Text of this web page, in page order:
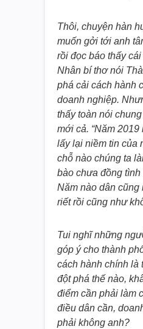
Thôi, chuyện hàn
muốn gởi tới anh
rồi đọc báo thấy
Nhân bí thơ nói
phá cải cách hành
doanh nghiệp.
thấy toàn nói
mới cả. “Năm
lấy lại niềm tin của
chỗ nào chúng ta
bào chưa đồng tình
Năm nào dân cũng
riết rồi cũng như
Tui nghĩ những
góp ý cho thành
cách hành chính là
đột phá thế nào,
điểm cần phải làm
điều dân cần,
phải không anh?